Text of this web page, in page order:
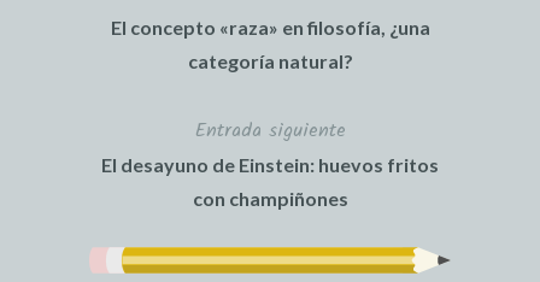
El concepto «raza» en filosofía, ¿una
categoría natural?
Entrada siguiente
El desayuno de Einstein: huevos fritos
con champiñones